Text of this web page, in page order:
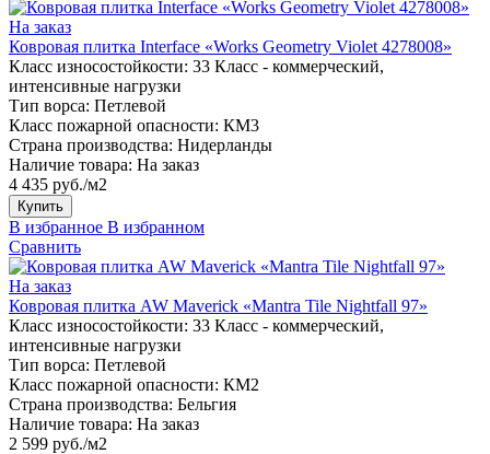
На заказ
Ковровая плитка Interface «Works Geometry Violet 4278008»
Класс износостойкости: 33 Класс - коммерческий,
интенсивные нагрузки
Тип ворса: Петлевой
Класс пожарной опасности: КМ3
Страна производства: Нидерланды
Наличие товара: На заказ
4 435 руб./м2
Купить
В избранное В избранном
Сравнить
На заказ
Ковровая плитка AW Maverick «Mantra Tile Nightfall 97»
Класс износостойкости: 33 Класс - коммерческий,
интенсивные нагрузки
Тип ворса: Петлевой
Класс пожарной опасности: КМ2
Страна производства: Бельгия
Наличие товара: На заказ
2 599 руб./м2